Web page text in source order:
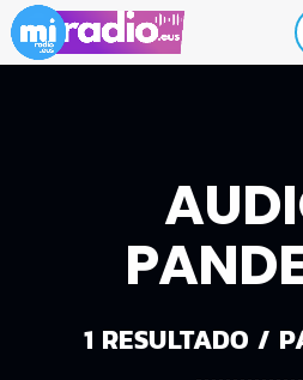
1 RESULTADO /